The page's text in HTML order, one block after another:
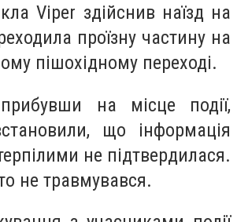
Viper здійснив наїзд на
проїзну частину на
пішохідному переході.
на місце події,
що інформація
не підтвердилася.
не травмувався.